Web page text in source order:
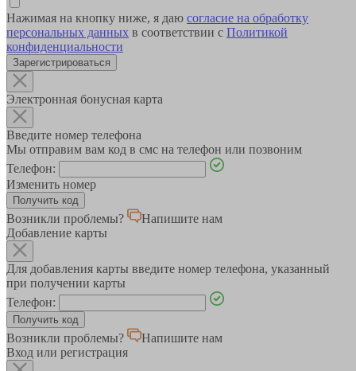
Нажимая на кнопку ниже, я даю согласие на обработку
персональных данных в соответствии с Политикой
конфиденциальности
Зарегистрироваться
Электронная бонусная карта
Введите номер телефона
Мы отправим вам код в смс на телефон или позвоним
Телефон:
Изменить номер
Возникли проблемы?
Напишите нам
Добавление карты
Для добавления карты введите номер телефона, указанный
при получении карты
Телефон:
Возникли проблемы?
Напишите нам
Вход или регистрация